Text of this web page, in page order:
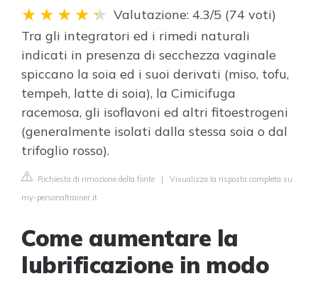
Valutazione: 4.3/5 (74 voti)
Tra gli integratori ed i rimedi naturali
indicati in presenza di secchezza vaginale
spiccano la soia ed i suoi derivati (miso, tofu,
tempeh, latte di soia), la Cimicifuga
racemosa, gli isoflavoni ed altri fitoestrogeni
(generalmente isolati dalla stessa soia o dal
trifoglio rosso).
Richiesta di rimozione della fonte | Visualizza la risposta completa su
my-personaltrainer.it
Come aumentare la
lubrificazione in modo